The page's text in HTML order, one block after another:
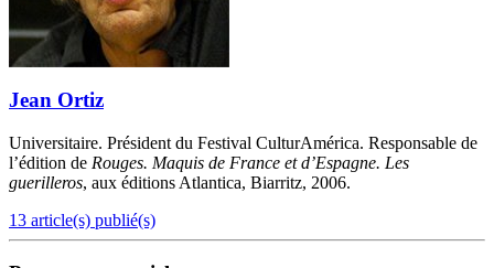
Jean Ortiz
Universitaire. Président du Festival CulturAmérica. Responsable de
l’édition de Rouges. Maquis de France et d’Espagne. Les
guerilleros, aux éditions Atlantica, Biarritz, 2006.
13 article(s) publié(s)